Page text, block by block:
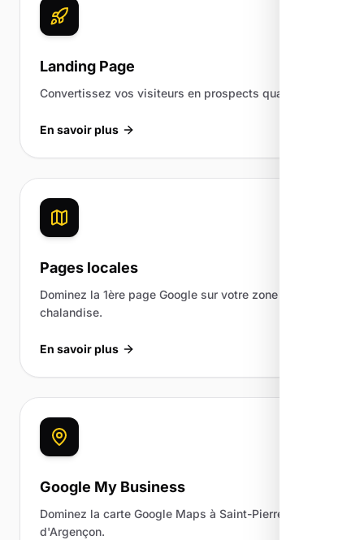
Landing Page
Convertissez vos visiteurs en prospects qualifiés.
En savoir plus
Pages locales
Dominez la 1ère page Google sur votre zone de
chalandise.
En savoir plus
Google My Business
Dominez la carte Google Maps à Saint-Pierre-
d'Argençon.